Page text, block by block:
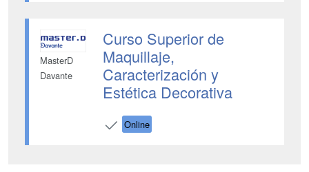
MasterD
Davante
Curso Superior de
Maquillaje,
Caracterización y
Estética Decorativa
Online